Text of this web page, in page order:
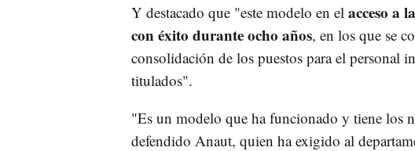
Y destacado que "este modelo en el acceso a
con éxito durante ocho años, en los que se
consolidación de los puestos para el personal
titulados".
"Es un modelo que ha funcionado y tiene los
defendido Anaut, quien ha exigido al